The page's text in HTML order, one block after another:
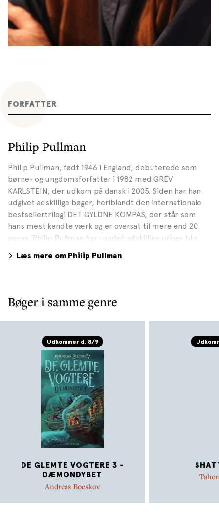
FORFATTER
Philip Pullman
Philip Pullman, født 1946 i England, debuterede som
børne- og ungdomsforfatter i 1982 med GREV
KARLSTEIN, der udkom på dansk i 2005. Siden har han
udgivet adskillige bøger, heriblandt den internationale
bestsellertrilogi DET GYLDNE KOMPAS, der står som
hans mest kendte værk og er oversat til mere end 20
sprog. Philip Pullman har vundet adskillige priser bl.a.
prisen, der er verdens største børne- og
1945”.
Læs mere om Philip Pullman
Bøger i samme genre
Udkommer d. 8/9
DE GLEMTE VOGTERE 3 -
DÆMONDYBET
Andreas Boeskov